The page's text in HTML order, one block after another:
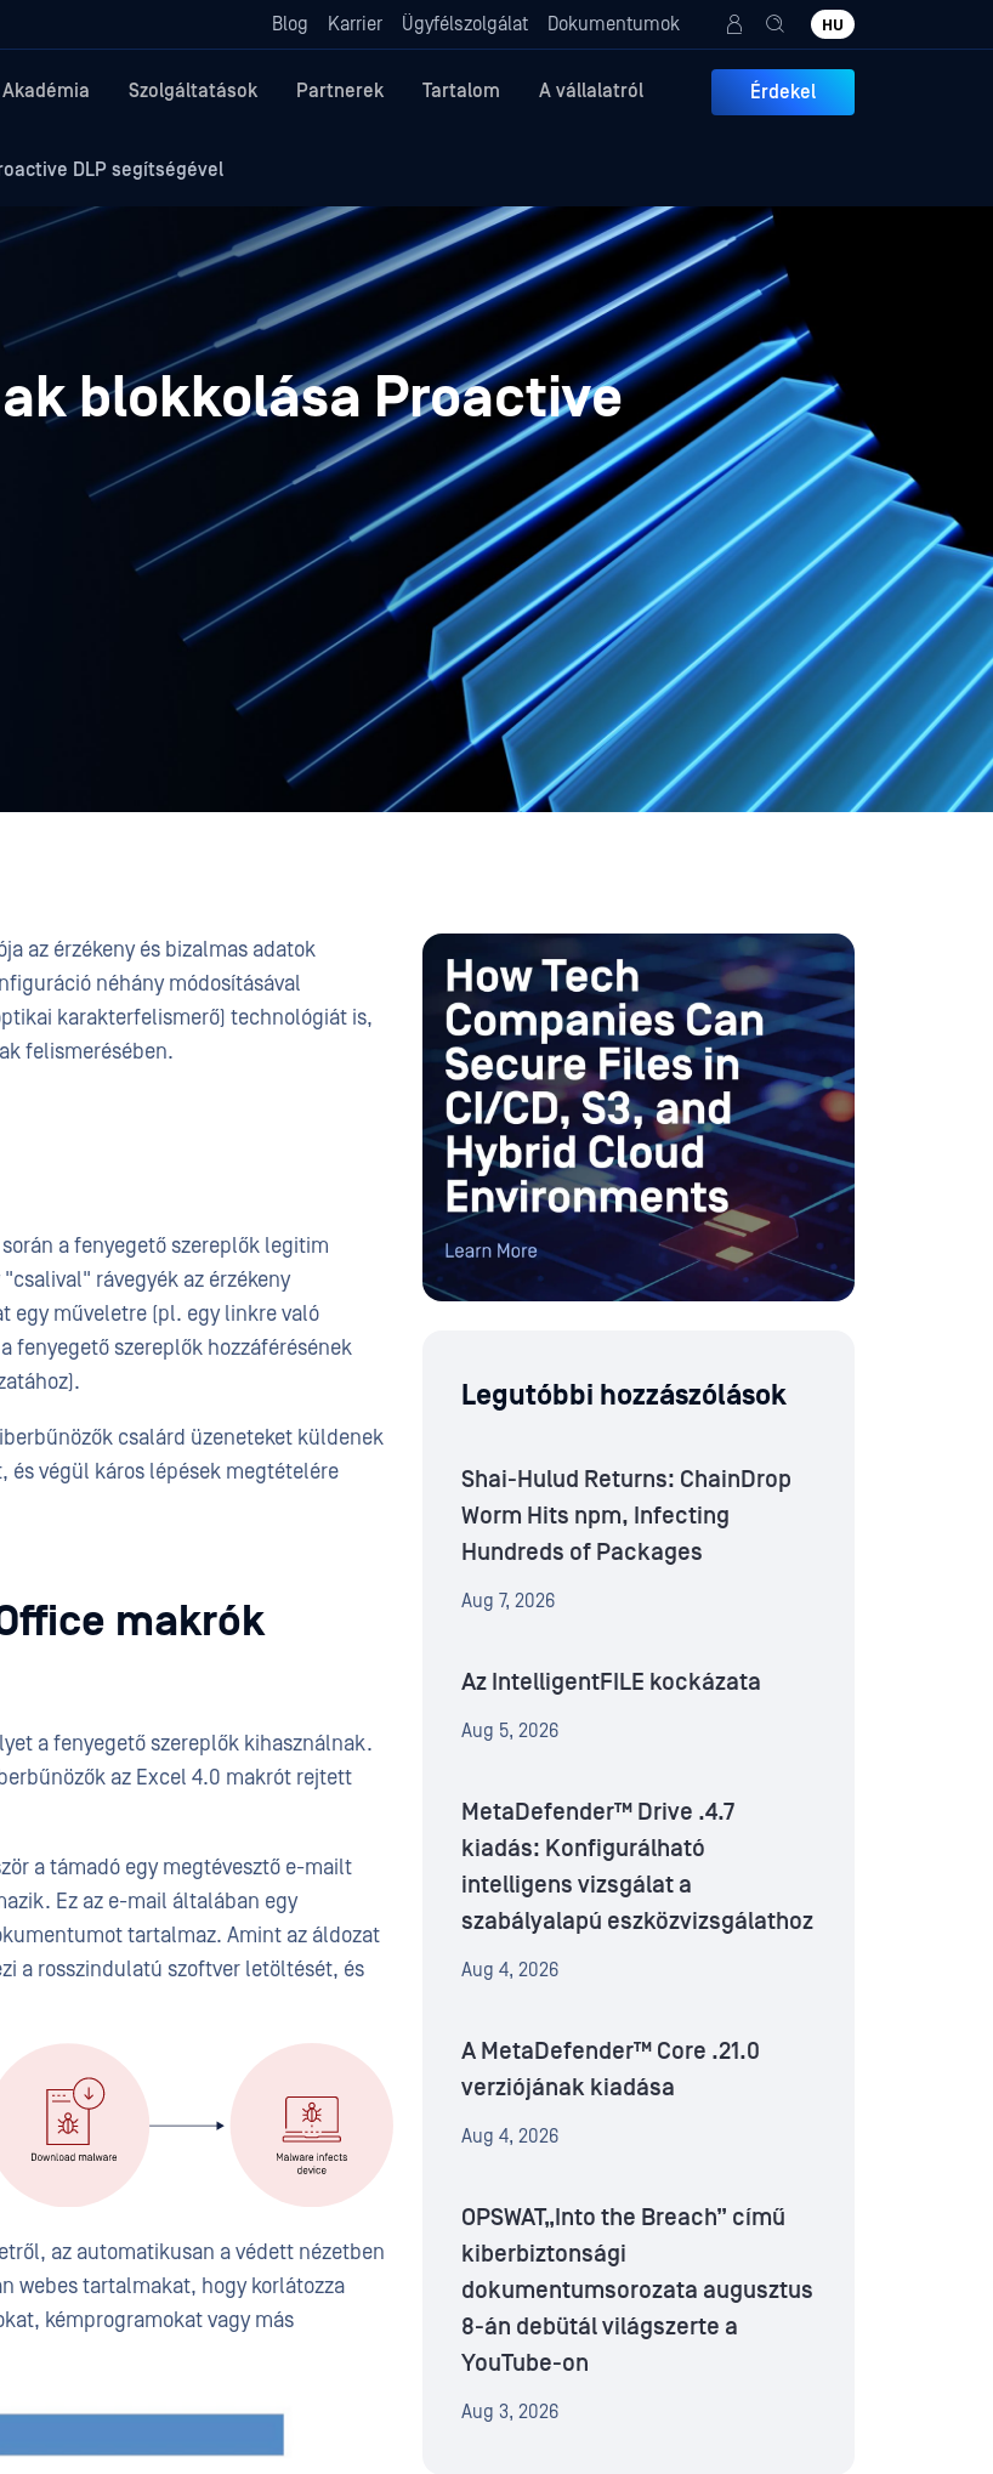
Blog Karrier Ügyfélszolgálat Dokumentumok HU
Akadémia Szolgáltatások Partnerek Tartalom A vállalatról Érdekel
DLP segítségével
blokkolása Proactive
az érzékeny és bizalmas adatok
néhány módosításával
karakterfelismerő) technológiát is,
felismerésében.
a fenyegető szereplők legitim
rávegyék az érzékeny
egy műveletre (pl. egy linkre való
fenyegető szereplők hozzáférésének
csalárd üzeneteket küldenek
végül káros lépések megtételére
makrók
a fenyegető szereplők kihasználnak.
az Excel 4.0 makrót rejtett
a támadó egy megtévesztő e-mailt
Ez az e-mail általában egy
tartalmaz. Amint az áldozat
a rosszindulatú szoftver letöltését, és
az automatikusan a védett nézetben
webes tartalmakat, hogy korlátozza
kémprogramokat vagy más
Legutóbbi hozzászólások
Shai-Hulud Returns: ChainDrop
Worm Hits npm, Infecting
Hundreds of Packages
Aug 7, 2026
Az IntelligentFILE kockázata
Aug 5, 2026
MetaDefender™ Drive .4.7
kiadás: Konfigurálható
intelligens vizsgálat a
szabályalapú eszközvizsgálathoz
Aug 4, 2026
A MetaDefender™ Core .21.0
verziójának kiadása
Aug 4, 2026
OPSWAT„Into the Breach” című
kiberbiztonsági
dokumentumsorozata augusztus
8-án debütál világszerte a
YouTube-on
Aug 3, 2026